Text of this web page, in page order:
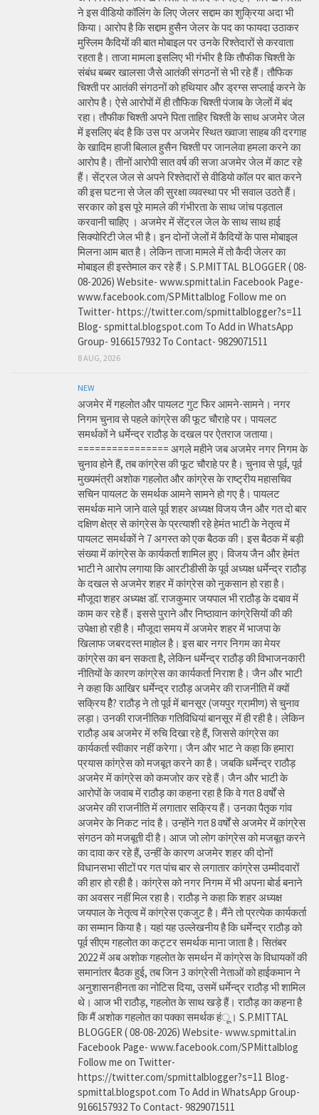
ने इस वीडियो कॉलिंग के लिए जेलर सद्दाम का शुक्रिया अदा भी
किया। आरोप है कि सद्दाम हुसैन जेलर के पद का फायदा उठाकर
मुस्लिम कैदियों की बात मोबाइल पर उनके रिश्तेदारों से करवाता
रहता है। ताजा मामला इसलिए भी गंभीर है कि तौफीक चिश्ती के
संबंध बब्बर खालसा जैसे आतंकी संगठनों से भी रहे हैं। तौफिक
चिश्ती पर आतंकी संगठनों को हथियार और ड्रग्स सप्लाई करने के
आरोप है। ऐसे आरोपों में ही तौफिक चिश्ती पंजाब के जेलों में बंद
रहा। तौफीक चिश्ती अपने पिता ताहिर चिश्ती के साथ अजमेर जेल
में इसलिए बंद है कि उस पर अजमेर स्थित ख्वाजा साहब की दरगाह
के खादिम हाजी बिलाल हुसैन चिश्ती पर जानलेवा हमला करने का
आरोप है। तीनों आरोपी सात वर्ष की सजा अजमेर जेल में काट रहे
हैं। सेंट्रल जेल से अपने रिश्तेदारों से वीडियो कॉल पर बात करने
की इस घटना से जेल की सुरक्षा व्यवस्था पर भी सवाल उठते हैं।
सरकार को इस पूरे मामले की गंभीरता के साथ जांच पड़ताल
करवानी चाहिए । अजमेर में सेंट्रल जेल के साथ साथ हाई
सिक्योरिटी जेल भी है। इन दोनों जेलों में कैदियों के पास मोबाइल
मिलना आम बात है। लेकिन ताजा मामले में तो कैदी जेलर का
मोबाइल ही इस्तेमाल कर रहे हैं। S.P.MITTAL BLOGGER ( 08-
08-2026) Website- www.spmittal.in Facebook Page-
www.facebook.com/SPMittalblog Follow me on
Twitter- https://twitter.com/spmittalblogger?s=11
Blog- spmittal.blogspot.com To Add in WhatsApp
Group- 9166157932 To Contact- 9829071511
8 AUG, 2026
NEW
अजमेर में गहलोत और पायलट गुट फिर आमने-सामने। नगर
निगम चुनाव से पहले कांग्रेस की फूट चौराहे पर। पायलट
समर्थकों ने धर्मेन्द्र राठौड़ के दखल पर ऐतराज जताया।
================ अगले महीने जब अजमेर नगर निगम के
चुनाव होने हैं, तब कांग्रेस की फूट चौराहे पर है। चुनाव से पूर्व, पूर्व
मुख्यमंत्री अशोक गहलोत और कांग्रेस के राष्ट्रीय महासचिव
सचिन पायलट के समर्थक आमने सामने हो गए है। पायलट
समर्थक माने जाने वाले पूर्व शहर अध्यक्ष विजय जैन और गत दो बार
दक्षिण क्षेत्र से कांग्रेस के प्रत्याशी रहे हेमंत भाटी के नेतृत्व में
पायलट समर्थकों ने 7 अगस्त को एक बैठक की। इस बैठक में बड़ी
संख्या में कांग्रेस के कार्यकर्ता शामिल हुए। विजय जैन और हेमंत
भाटी ने आरोप लगाया कि आरटीडीसी के पूर्व अध्यक्ष धर्मेन्द्र राठौड़
के दखल से अजमेर शहर में कांग्रेस को नुकसान हो रहा है।
मौजूदा शहर अध्यक्ष डॉ. राजकुमार जयपाल भी राठौड़ के दबाव में
काम कर रहे हैं। इससे पुराने और निष्ठावान कांग्रेसियों की की
उपेक्षा हो रही है। मौजूदा समय में अजमेर शहर में भाजपा के
खिलाफ जबरदस्त माहोल है। इस बार नगर निगम का मेयर
कांग्रेस का बन सकता है, लेकिन धर्मेन्द्र राठौड़ की विभाजनकारी
नीतियों के कारण कांग्रेस का कार्यकर्ता निराश है। जैन और भाटी
ने कहा कि आखिर धर्मेन्द्र राठौड़ अजमेर की राजनीति में क्यों
सक्रिय हैै? राठौड़ ने तो पूर्व में बानसूर (जयपुर ग्रामीण) से चुनाव
लड़ा। उनकी राजनीतिक गतिविधियां बानसूर में ही रही है। लेकिन
राठौड़ अब अजमेर में रुचि दिखा रहे हैं, जिससे कांग्रेस का
कार्यकर्ता स्वीकार नहीं करेगा। जैन और भाट ने कहा कि हमारा
प्रयास कांग्रेस को मजबूत करने का है। जबकि धर्मेन्द्र राठौड़
अजमेर में कांग्रेस को कमजोर कर रहे हैं। जैन और भाटी के
आरोपों के जवाब में राठौड़ का कहना रहा है कि वे गत 8 वर्षों से
अजमेर की राजनीति में लगातार सक्रिय हैं। उनका पैतृक गांव
अजमेर के निकट नांद है। उन्होंने गत 8 वर्षों से अजमेर में कांग्रेस
संगठन को मजबूती दी है। आज जो लोग कांग्रेस को मजबूत करने
का दावा कर रहे हैं, उन्हीं के कारण अजमेर शहर की दोनों
विधानसभा सीटों पर गत पांच बार से लगातार कांग्रेस उम्मीदवारों
की हार हो रही है। कांग्रेस को नगर निगम में भी अपना बोर्ड बनाने
का अवसर नहीं मिल रहा है। राठौड़ ने कहा कि शहर अध्यक्ष
जयपाल के नेतृत्व में कांग्रेस एकजुट है। मैंने तो प्रत्येक कार्यकर्ता
का सम्मान किया है। यहां यह उल्लेखनीय है कि धर्मेन्द्र राठौड़ को
पूर्व सीएम गहलोत का कट्टर समर्थक माना जाता है। सितंबर
2022 में अब अशोक गहलोत के समर्थन में कांग्रेस के विधायकों की
समानांतर बैठक हुई, तब जिन 3 कांग्रेसी नेताओं को हाईकमान ने
अनुशासनहीनता का नोटिस दिया, उसमें धर्मेन्द्र राठौड़ भी शामिल
थे। आज भी राठौड़, गहलोत के साथ खड़े हैं। राठौड़ का कहना है
कि मैं अशोक गहलोत का पक्का समर्थक हंू। S.P.MITTAL
BLOGGER ( 08-08-2026) Website- www.spmittal.in
Facebook Page- www.facebook.com/SPMittalblog
Follow me on Twitter-
https://twitter.com/spmittalblogger?s=11 Blog-
spmittal.blogspot.com To Add in WhatsApp Group-
9166157932 To Contact- 9829071511